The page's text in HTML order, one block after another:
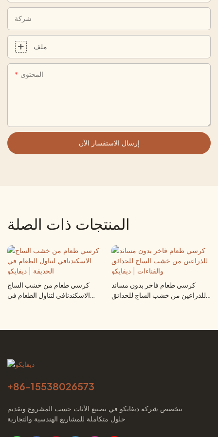
شركة
ملف
المحتوى
إرسال الاستفسار الآن
المنتجات ذات الصلة
كرسي طعام من خشب الساج
الاسكندنافي لتناول الطعام في
كرسي طعام فاخر بدون مساند
للذراعين من خشب الساج للحدائق
+86-15538026573
تتخصص شركة ديفايكو في تصنيع الأثاث حسب المشروع وتقديم
حلول متكاملة للمشاريع الهندسية والتجارية